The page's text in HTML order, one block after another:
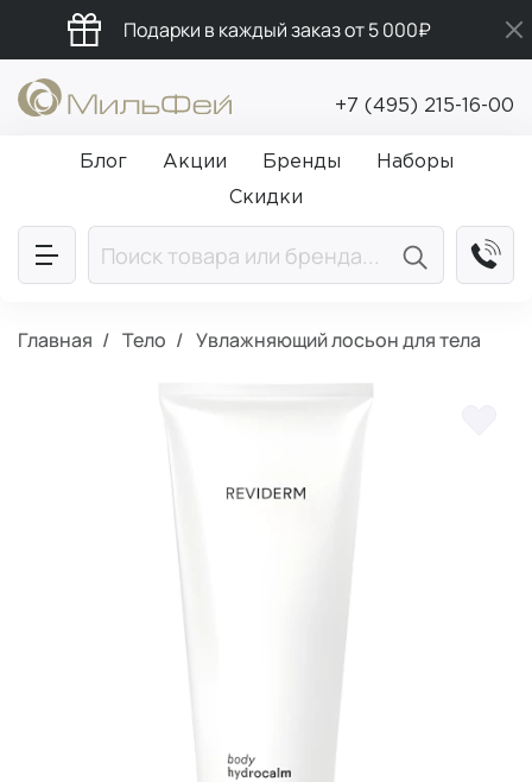
Подарки в каждый заказ от 5 000₽
Промокод ПРИВЕТ
Бесплатная доставка от 5 000₽
+7 (495) 215-16-00
Блог Акции Бренды
Наборы
Скидки
Главная Тело Увлажняющий лосьон для тела